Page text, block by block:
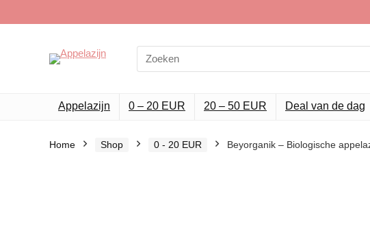
Search
for:
Appelazijn 0 – 20 EUR 20 – 50 EUR Deal van de dag
Home Shop 0 - 20 EUR Beyorganik – Biologische